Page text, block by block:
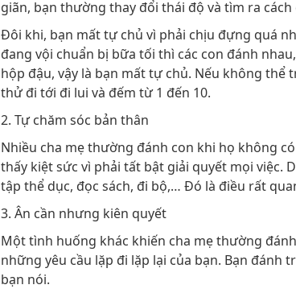
giãn, bạn thường thay đổi thái độ và tìm ra cách
Đôi khi, bạn mất tự chủ vì phải chịu đựng quá
đang vội chuẩn bị bữa tối thì các con đánh
hộp đậu, vậy là bạn mất tự chủ. Nếu không
thử đi tới đi lui và đếm từ 1 đến 10.
2. Tự chăm sóc bản thân
Nhiều cha mẹ thường đánh con khi họ không
thấy kiệt sức vì phải tất bật giải quyết mọi việc.
tập thể dục, đọc sách, đi bộ,… Đó là điều rất
3. Ân cần nhưng kiên quyết
Một tình huống khác khiến cha mẹ thường
những yêu cầu lặp đi lặp lại của bạn. Bạn đánh
bạn nói.